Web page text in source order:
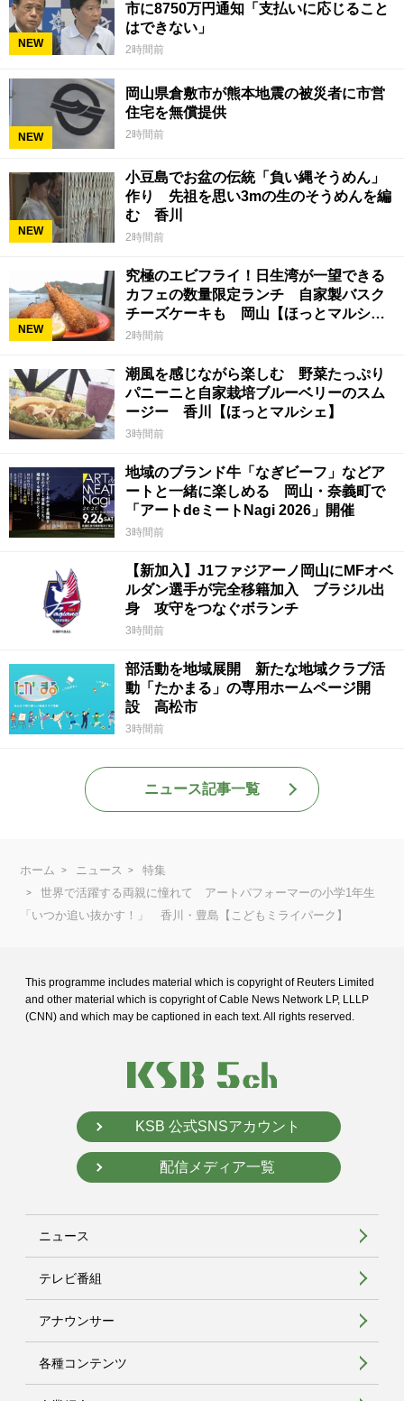
NEW
市に8750万円通知「支払いに応じること
はできない」
2時間前
NEW
岡山県倉敷市が熊本地震の被災者に市営
住宅を無償提供
2時間前
NEW
小豆島でお盆の伝統「負い縄そうめん」
作り 先祖を思い3mの生のそうめんを編
む 香川
2時間前
NEW
究極のエビフライ！日生湾が一望できる
カフェの数量限定ランチ 自家製バスク
チーズケーキも 岡山【ほっとマルシ
ェ】
2時間前
潮風を感じながら楽しむ 野菜たっぷり
パニーニと自家栽培ブルーベリーのスム
ージー 香川【ほっとマルシェ】
3時間前
地域のブランド牛「なぎビーフ」などア
ートと一緒に楽しめる 岡山・奈義町で
「アートdeミートNagi 2026」開催
3時間前
【新加入】J1ファジアーノ岡山にMFオベ
ルダン選手が完全移籍加入 ブラジル出
身 攻守をつなぐボランチ
3時間前
部活動を地域展開 新たな地域クラブ活
動「たかまる」の専用ホームページ開
設 高松市
3時間前
ニュース記事一覧
ホーム ニュース
特集
世界で活躍する両親に憧れて アートパフォーマーの小学1年生
「いつか追い抜かす！」 香川・豊島【こどもミライパーク】
This programme includes material which is copyright of Reuters Limited
and other material which is copyright of Cable News Network LP, LLLP
(CNN) and which may be captioned in each text. All rights reserved.
KSB 公式SNSアカウント
配信メディア一覧
ニュース
テレビ番組
アナウンサー
各種コンテンツ